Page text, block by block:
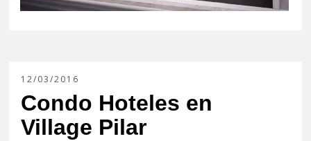
12/03/2016
Condo Hoteles en
Village Pilar